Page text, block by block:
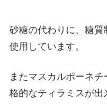
砂糖の代わりに、糖
使用しています。
またマスカルポーネ
格的なティラミスが出